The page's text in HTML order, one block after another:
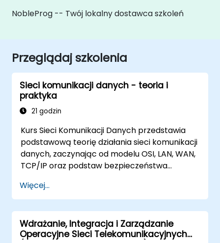
NobleProg -- Twój lokalny dostawca szkoleń
Przeglądaj szkolenia
Sieci komunikacji danych - teoria i
praktyka
21 godzin
Kurs Sieci Komunikacji Danych przedstawia
podstawową teorię działania sieci komunikacji
danych, zaczynając od modelu OSI, LAN, WAN,
TCP/IP oraz podstaw bezpieczeństwa
zapewnia studentom ogólną wiedzę na temat
architektury, komponentów sprzętowych,
konfiguracji oprogramowania oraz struktury
sieci komunikacji danych.
Więcej...
Wdrażanie, Integracja i Zarządzanie
Operacyjne Sieci Telekomunikacyjnych